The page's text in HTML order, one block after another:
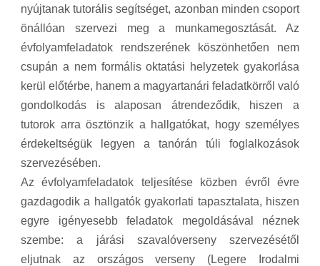
nyújtanak tutorális segítséget, azonban minden csoport
önállóan szervezi meg a munkamegosztását. Az
évfolyamfeladatok rendszerének köszönhetően nem
csupán a nem formális oktatási helyzetek gyakorlása
kerül előtérbe, hanem a magyartanári feladatkörről való
gondolkodás is alaposan átrendeződik, hiszen a
tutorok arra ösztönzik a hallgatókat, hogy személyes
érdekeltségük legyen a tanórán túli foglalkozások
szervezésében.
Az évfolyamfeladatok teljesítése közben évről évre
gazdagodik a hallgatók gyakorlati tapasztalata, hiszen
egyre igényesebb feladatok megoldásával néznek
szembe: a járási szavalóverseny szervezésétől
eljutnak az országos verseny (Legere Irodalmi